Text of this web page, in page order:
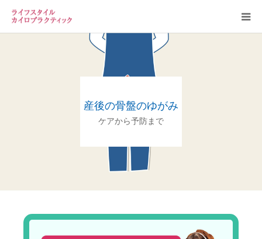
産後の骨盤のゆがみ
ケアから予防まで
カイロプラクティックについて